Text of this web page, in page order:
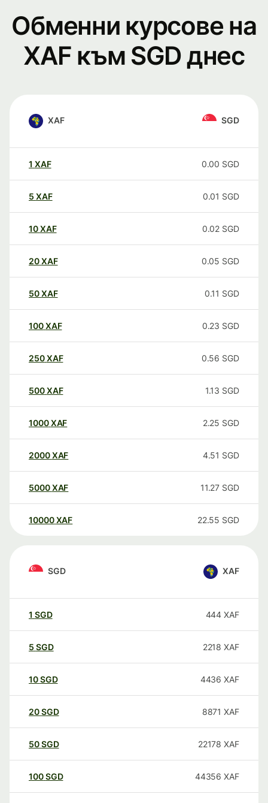
Обменни курсове на
XAF към SGD днес
XAF SGD
1 XAF 0.00 SGD
5 XAF 0.01 SGD
10XAF 0.02 SGD
20XAF 0.05 SGD
50XAF 0.11 SGD
100XAF 0.23 SGD
250XAF 0.56 SGD
500XAF 1.13 SGD
1000XAF 2.25 SGD
2000XAF 4.51 SGD
5000XAF 11.27 SGD
10000 XAF 22.55 SGD
SGD XAF
1 SGD 444 XAF
5 SGD 2218 XAF
10SGD 4436 XAF
20SGD 8871 XAF
50SGD 22178 XAF
100SGD 44356 XAF